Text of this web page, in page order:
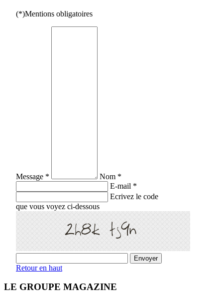
(*)Mentions obligatoires
Message *
Nom *
E-mail *
Ecrivez le code
que vous voyez ci-dessous
Retour en haut
LE GROUPE MAGAZINE